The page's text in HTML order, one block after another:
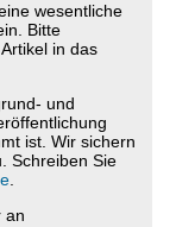
wesentliche
Bitte
in das
und
ist. Wir sichern
Schreiben Sie
an